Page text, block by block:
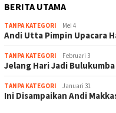
BERITA UTAMA
TANPA KATEGORI Mei 4
Andi Utta Pimpin Upacara
TANPA KATEGORI Februari 3
Jelang Hari Jadi
TANPA KATEGORI Januari 31
Ini Disampaikan Andi